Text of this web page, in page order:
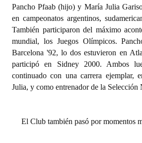
Entrega de distinciones
REFORMA DE LA CARTA ORGÁNICA
Pancho Pfaab (hijo) y María Julia
en campeonatos argentinos,
También participaron del máximo
mundial, los Juegos Olímpicos.
Barcelona '92, lo dos estuvieron en
participó en Sidney 2000. Ambos
continuado con una carrera ejemplar,
Julia, y como entrenador de la Selección
El Club también pasó por momentos